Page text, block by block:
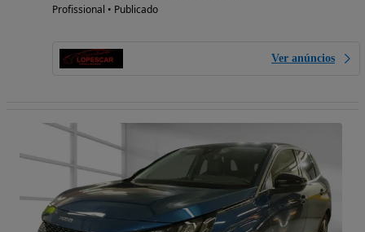
Profissional • Publicado
Ver anúncios